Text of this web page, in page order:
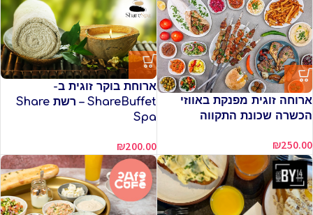
ארוחה זוגית מפנקת באווזי
הכשרה שכונת התקווה
₪250.00
ארוחת בוקר זוגית ב-
ShareBuffet – רשת Share
Spa
₪200.00